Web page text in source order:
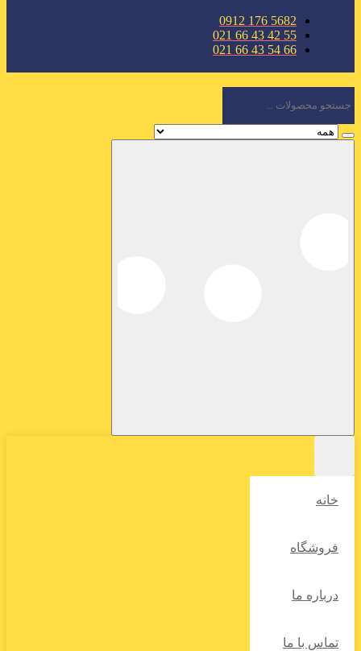
5682 176 0912
55 42 43 66 021
66 54 43 66 021
خانه
فروشگاه
درباره ما
تماس با ما